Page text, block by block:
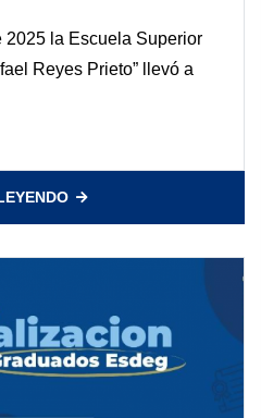
2025 la Escuela Superior
Reyes Prieto” llevó a